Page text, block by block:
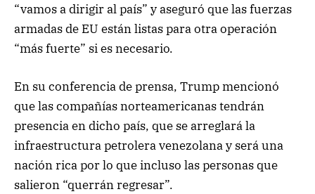
“vamos a dirigir al país” y aseguró que las fuerzas
armadas de EU están listas para otra operación
“más fuerte” si es necesario.
En su conferencia de prensa, Trump mencionó
que las compañías norteamericanas tendrán
presencia en dicho país, que se arreglará la
infraestructura petrolera venezolana y será una
nación rica por lo que incluso las personas que
salieron “querrán regresar”.